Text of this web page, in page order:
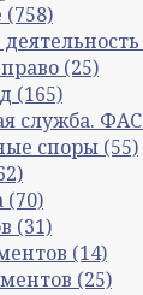
(758)
(25)
(165)
служба. ФАС
споры (55)
(70)
(31)
(14)
(25)